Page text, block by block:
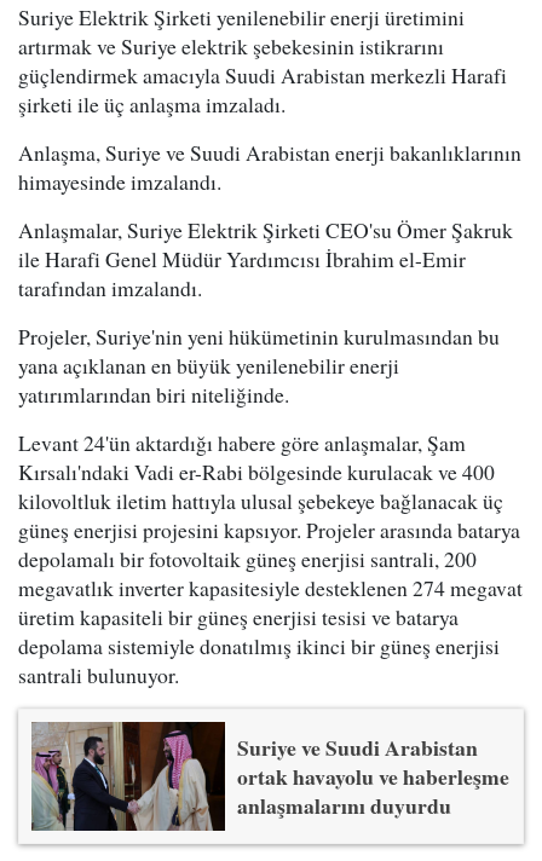
Suriye Elektrik Şirketi yenilenebilir enerji üretimini
artırmak ve Suriye elektrik şebekesinin istikrarını
güçlendirmek amacıyla Suudi Arabistan merkezli Harafi
şirketi ile üç anlaşma imzaladı.
Anlaşma, Suriye ve Suudi Arabistan enerji bakanlıklarının
himayesinde imzalandı.
Anlaşmalar, Suriye Elektrik Şirketi CEO'su Ömer Şakruk
ile Harafi Genel Müdür Yardımcısı İbrahim el-Emir
tarafından imzalandı.
Projeler, Suriye'nin yeni hükümetinin kurulmasından bu
yana açıklanan en büyük yenilenebilir enerji
yatırımlarından biri niteliğinde.
Levant 24'ün aktardığı habere göre anlaşmalar, Şam
Kırsalı'ndaki Vadi er-Rabi bölgesinde kurulacak ve 400
kilovoltluk iletim hattıyla ulusal şebekeye bağlanacak üç
güneş enerjisi projesini kapsıyor. Projeler arasında batarya
depolamalı bir fotovoltaik güneş enerjisi santrali, 200
megavatlık inverter kapasitesiyle desteklenen 274 megavat
üretim kapasiteli bir güneş enerjisi tesisi ve batarya
depolama sistemiyle donatılmış ikinci bir güneş enerjisi
santrali bulunuyor.
Suriye ve Suudi Arabistan
ortak havayolu ve haberleşme
anlaşmalarını duyurdu